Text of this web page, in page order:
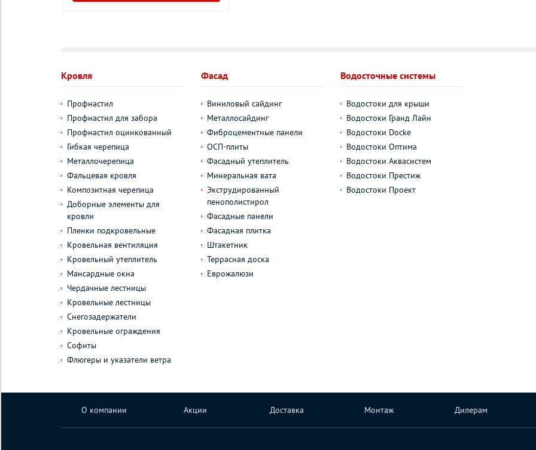
Кровля
Профнастил
Профнастил для забора
Профнастил оцинкованный
Гибкая черепица
Металлочерепица
Фальцевая кровля
Композитная черепица
Доборные элементы для
кровли
Пленки подкровельные
Кровельная вентиляция
Кровельный утеплитель
Мансардные окна
Чердачные лестницы
Кровельные лестницы
Снегозадержатели
Кровельные ограждения
Софиты
Флюгеры и указатели ветра
Фасад
Виниловый сайдинг
Металлосайдинг
Фиброцементные панели
ОСП-плиты
Фасадный утеплитель
Минеральная вата
Экструдированный
пенополистирол
Фасадные панели
Фасадная плитка
Штакетник
Террасная доска
Еврожалюзи
Водосточные системы
Водостоки для крыши
Водостоки Гранд Лайн
Водостоки Docke
Водостоки Оптима
Водостоки Аквасистем
Водостоки Престиж
Водостоки Проект
О компании Акции Доставка Монтаж Дилерам